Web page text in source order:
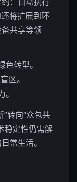
：自动执行
将扩展到环
共享等领
转型。
区。
”转向“众包共
稳定性仍需解
常生活。